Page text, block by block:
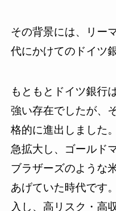
その背景には、リー
代にかけてのドイツ
もともとドイツ銀行
強い存在でしたが、
格的に進出しました
急拡大し、ゴールド
ブラザーズのような
あげていた時代です
入し、高リスク・高